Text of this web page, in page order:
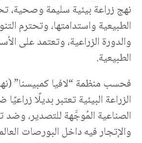
نهج زراعة بيئية سليمة وصحية،
الطبيعية واستدامتها، وتحترم
والدورة الزراعية، وتعتمد على
الطبيعية.
فحسب منظمة “لافيا كمبيسنا”
الزراعة البيئية تعتبر بديلًا
الصناعية المُوجَّهة للتصدير، وضد
والإتجار فيه داخل البورصات